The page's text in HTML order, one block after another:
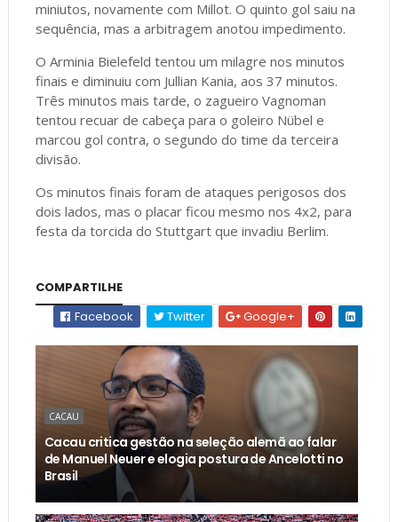
miniutos, novamente com Millot. O quinto gol saiu na
sequência, mas a arbitragem anotou impedimento.
O Arminia Bielefeld tentou um milagre nos minutos
finais e diminuiu com Jullian Kania, aos 37 minutos.
Três minutos mais tarde, o zagueiro Vagnoman
tentou recuar de cabeça para o goleiro Nübel e
marcou gol contra, o segundo do time da terceira
divisão.
Os minutos finais foram de ataques perigosos dos
dois lados, mas o placar ficou mesmo nos 4x2, para
festa da torcida do Stuttgart que invadiu Berlim.
COMPARTILHE
Facebook
Twitter Google+
CACAU
Cacau critica gestão na seleção alemã ao falar
de Manuel Neuer e elogia postura de Ancelotti no
Brasil